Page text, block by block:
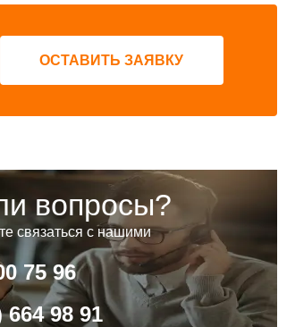
ОСТАВИТЬ ЗАЯВКУ
вопросы?
связаться с нашими
75 96 8 800 200 75 96
664 98 91